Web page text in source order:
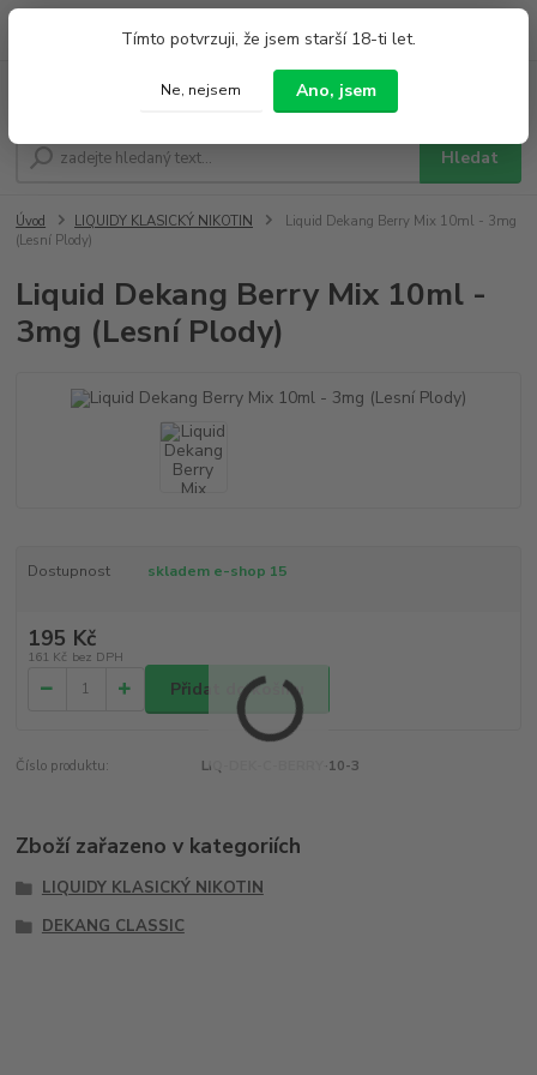
Tímto potvrzuji, že jsem starší 18-ti let.
Ne, nejsem Ano, jsem
Hledat
Po - Pá 9:00 - 19:00 So 9:00 - 14:00
Úvod LIQUIDY KLASICKÝ NIKOTIN
Liquid Dekang Berry Mix 10ml - 3mg
(Lesní Plody)
Liquid Dekang Berry Mix 10ml -
3mg (Lesní Plody)
Dostupnost skladem e-shop 15
195 Kč
161 Kč bez DPH
Přidat do košíku
Číslo produktu: LIQ-DEK-C-BERRY-10-3
Zboží zařazeno v kategoriích
LIQUIDY KLASICKÝ NIKOTIN
DEKANG CLASSIC